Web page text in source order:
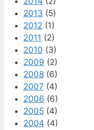
2013 (5)
2012 (1)
2011 (2)
2010 (3)
2009 (2)
2008 (6)
2007 (4)
2006 (6)
2005 (4)
2004 (4)